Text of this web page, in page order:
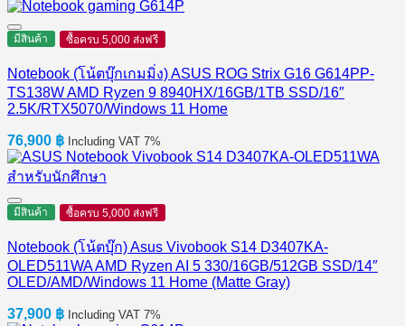
มีสินค้า ซื้อครบ 5,000 ส่งฟรี
Notebook (โน้ตบุ๊กเกมมิ่ง) ASUS ROG Strix G16 G614PP-
TS138W AMD Ryzen 9 8940HX/16GB/1TB SSD/16″
2.5K/RTX5070/Windows 11 Home
76,900 ฿ Including VAT 7%
มีสินค้า ซื้อครบ 5,000 ส่งฟรี
Notebook (โน้ตบุ๊ก) Asus Vivobook S14 D3407KA-
OLED511WA AMD Ryzen AI 5 330/16GB/512GB SSD/14″
OLED/AMD/Windows 11 Home (Matte Gray)
37,900 ฿ Including VAT 7%